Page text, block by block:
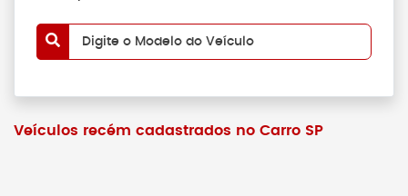
Digite o Modelo do Veículo
Veículos recém cadastrados no Carro SP